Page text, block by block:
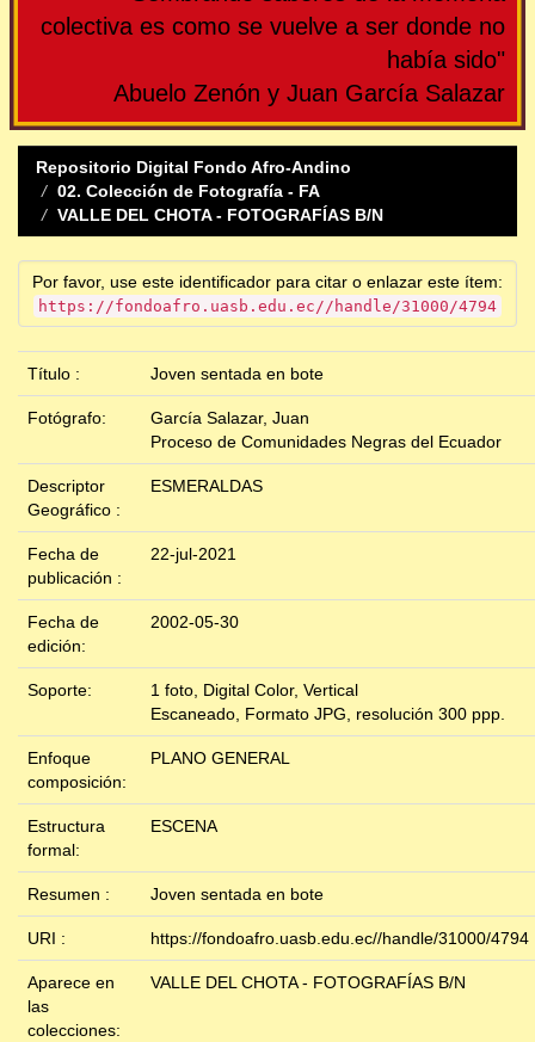
colectiva es como se vuelve a ser donde no
había sido"
Abuelo Zenón y Juan García Salazar
Repositorio Digital Fondo Afro-Andino
02. Colección de Fotografía - FA
VALLE DEL CHOTA - FOTOGRAFÍAS B/N
Por favor, use este identificador para citar o enlazar este ítem:
https://fondoafro.uasb.edu.ec//handle/31000/4794
Título : Joven sentada en bote
Fotógrafo:
García Salazar, Juan
Proceso de Comunidades Negras del Ecuador
Descriptor
Geográfico :
ESMERALDAS
Fecha de
publicación :
22-jul-2021
Fecha de
edición:
2002-05-30
Soporte:
1 foto, Digital Color, Vertical
Escaneado, Formato JPG, resolución 300 ppp.
Enfoque
composición:
PLANO GENERAL
Estructura
formal:
ESCENA
Resumen : Joven sentada en bote
URI : https://fondoafro.uasb.edu.ec//handle/31000/4794
Aparece en
las
colecciones:
VALLE DEL CHOTA - FOTOGRAFÍAS B/N